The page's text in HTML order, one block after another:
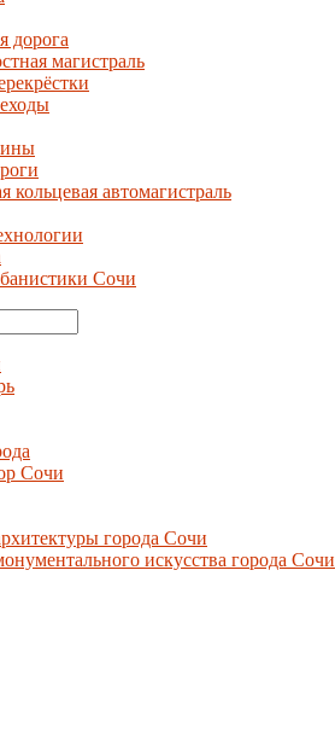
дорога
магистраль
кольцевая автомагистраль
Сочи
Сочи
города Сочи
искусства города Сочи